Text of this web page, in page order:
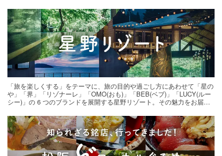
「旅を楽しくする」をテーマに、旅の目的や過ごし方にあわせて「星の
や」「界」「リゾナーレ」「OMO(おも)」「BEB(ベブ)」「LUCY(ルー
シー)」の 6 つのブランドを展開する星野リゾート。その魅力をお届け